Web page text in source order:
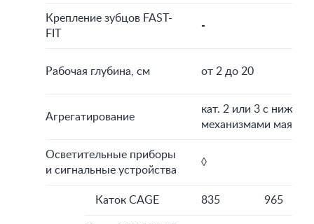
Крепление зубцов FAST-
FIT
-
Рабочая глубина, см от 2 до 20
Агрегатирование
кат. 2 или 3 с
механизмами
Осветительные приборы
и сигнальные устройства
◊
Каток CAGE 835 965